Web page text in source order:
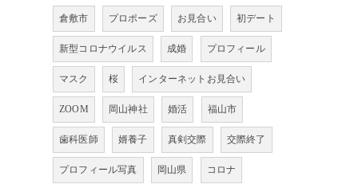
倉敷市 プロポーズ お見合い 初デート
新型コロナウイルス 成婚 プロフィール
マスク 桜 インターネットお見合い
ZOOM 岡山神社 婚活 福山市
歯科医師 婿養子 真剣交際 交際終了
プロフィール写真 岡山県 コロナ